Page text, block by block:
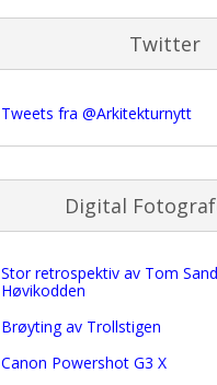
Twitter
Tweets fra @Arkitekturnytt
Digital
Stor retrospektiv av Tom
Høvikodden
Brøyting av Trollstigen
Canon Powershot G3 X